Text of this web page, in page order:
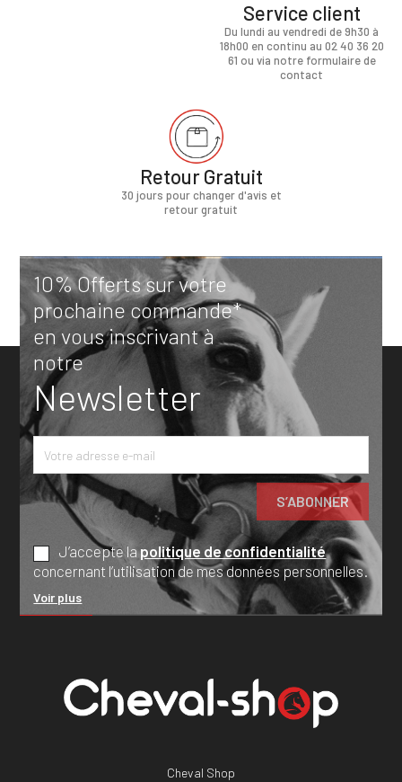
Service client
Du lundi au vendredi de 9h30 à
18h00 en continu au 02 40 36 20
61 ou via notre formulaire de
contact
Retour Gratuit
30 jours pour changer d'avis et
retour gratuit
10% Offerts sur votre
prochaine commande*
en vous inscrivant à
notre
Newsletter
J’accepte lapolitique de confidentialité
concernant l’utilisation de mes données personnelles.
Voir plus
Cheval Shop